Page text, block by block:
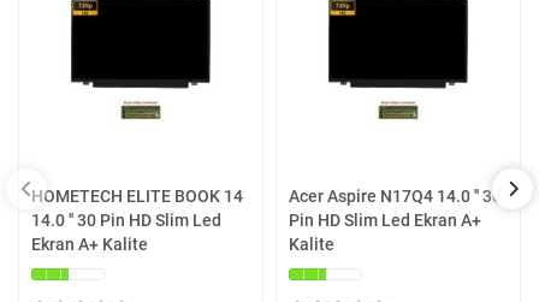
HOMETECH ELITE BOOK 14
14.0 '' 30 Pin HD Slim Led
Ekran A+ Kalite
Acer Aspire N17Q4 14.0 '' 30
Pin HD Slim Led Ekran A+
Kalite